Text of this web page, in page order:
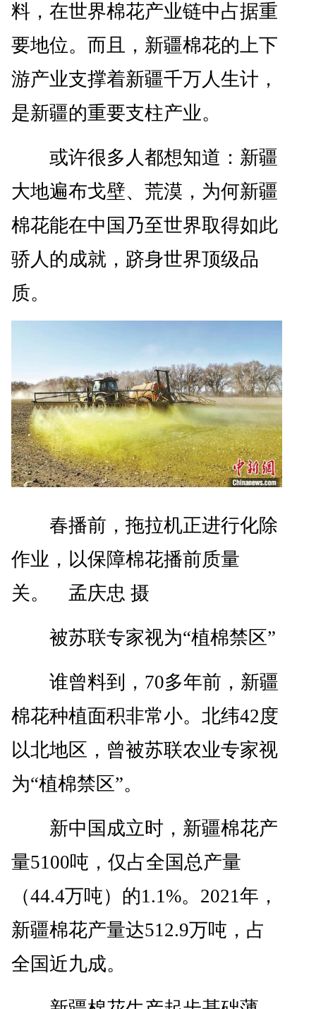
料，在世界棉花产业链中占据重
要地位。而且，新疆棉花的上下
游产业支撑着新疆千万人生计，
是新疆的重要支柱产业。
或许很多人都想知道：新疆
大地遍布戈壁、荒漠，为何新疆
棉花能在中国乃至世界取得如此
骄人的成就，跻身世界顶级品
质。
春播前，拖拉机正进行化除
作业，以保障棉花播前质量
关。 孟庆忠 摄
被苏联专家视为“植棉禁区”
谁曾料到，70多年前，新疆
棉花种植面积非常小。北纬42度
以北地区，曾被苏联农业专家视
为“植棉禁区”。
新中国成立时，新疆棉花产
量5100吨，仅占全国总产量
（44.4万吨）的1.1%。2021年，
新疆棉花产量达512.9万吨，占
全国近九成。